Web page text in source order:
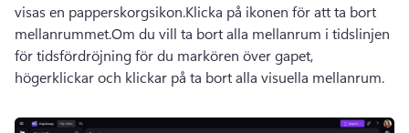
visas en papperskorgsikon.Klicka på ikonen för att ta bort
mellanrummet.Om du vill ta bort alla mellanrum i tidslinjen
för tidsfördröjning för du markören över gapet,
högerklickar och klickar på ta bort alla visuella mellanrum.